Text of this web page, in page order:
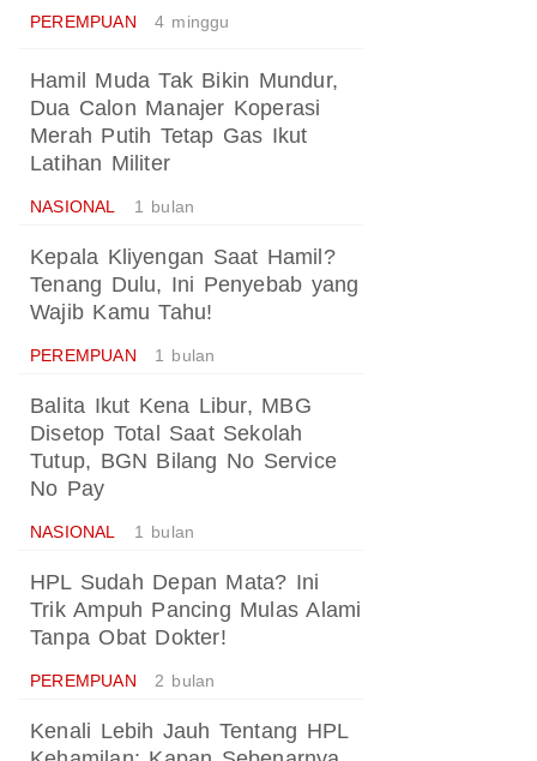
PEREMPUAN 4 minggu
Hamil Muda Tak Bikin Mundur,
Dua Calon Manajer Koperasi
Merah Putih Tetap Gas Ikut
Latihan Militer
NASIONAL 1 bulan
Kepala Kliyengan Saat Hamil?
Tenang Dulu, Ini Penyebab yang
Wajib Kamu Tahu!
PEREMPUAN 1 bulan
Balita Ikut Kena Libur, MBG
Disetop Total Saat Sekolah
Tutup, BGN Bilang No Service
No Pay
NASIONAL 1 bulan
HPL Sudah Depan Mata? Ini
Trik Ampuh Pancing Mulas Alami
Tanpa Obat Dokter!
PEREMPUAN 2 bulan
Kenali Lebih Jauh Tentang HPL